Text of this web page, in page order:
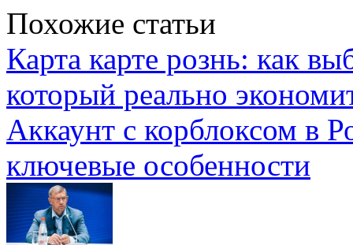
Похожие статьи
Карта карте рознь: как
который реально
Аккаунт с корблоксом в
ключевые особенности